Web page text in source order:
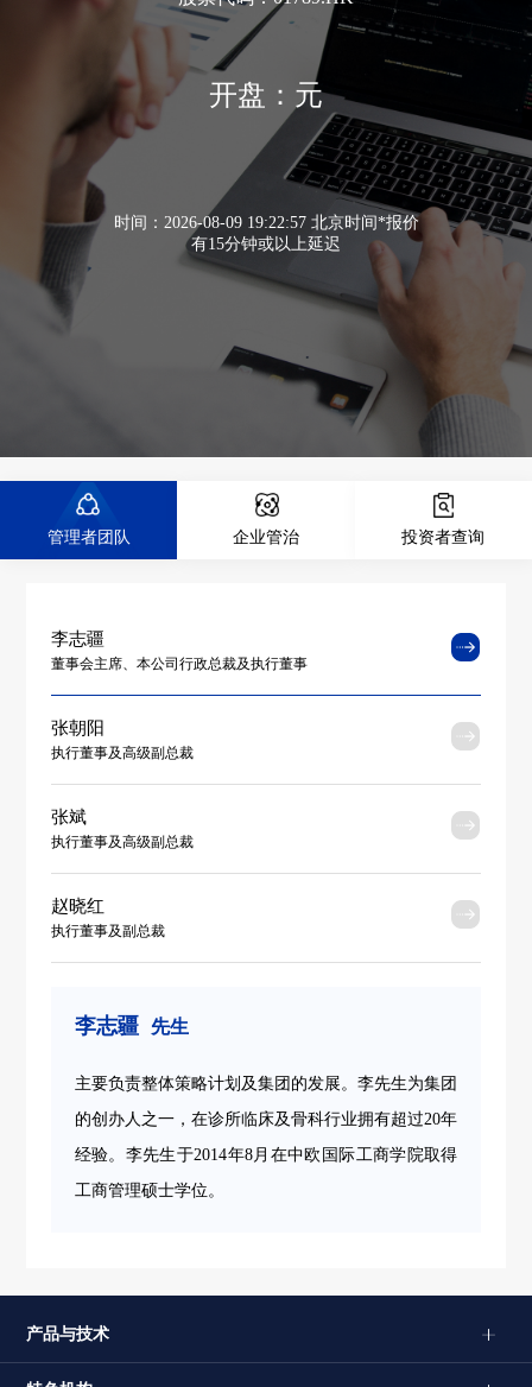
开盘：元
时间：2026-08-09 19:22:57 北京时间*报价
有15分钟或以上延迟
管理者团队 企业管治 投资者查询
李志疆
董事会主席、本公司行政总裁及执行董事
张朝阳
执行董事及高级副总裁
张斌
执行董事及高级副总裁
赵晓红
执行董事及副总裁
李志疆 先生
主要负责整体策略计划及集团的发展。李先生为集团
的创办人之一，在诊所临床及骨科行业拥有超过20年
经验。李先生于2014年8月在中欧国际工商学院取得
工商管理硕士学位。
产品与技术